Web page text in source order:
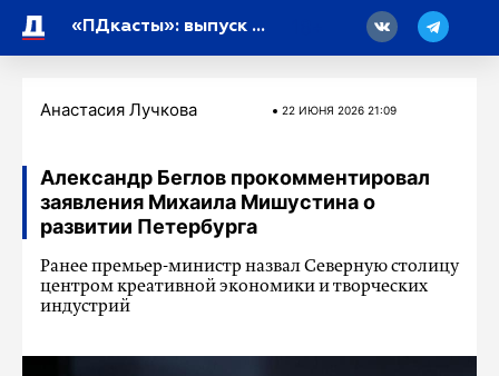
«ПДкасты»: выпуск от 22 июня
Анастасия Лучкова 22 ИЮНЯ 2026 21:09
Александр Беглов прокомментировал
заявления Михаила Мишустина о
развитии Петербурга
Ранее премьер-министр назвал Северную столицу
центром креативной экономики и творческих
индустрий